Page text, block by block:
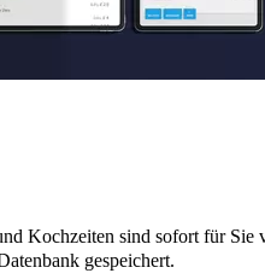
Kochzeiten sind sofort für Sie
gespeichert.